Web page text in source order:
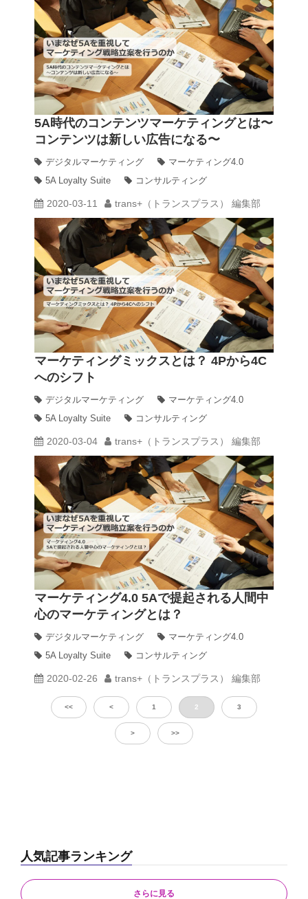
5A時代のコンテンツマーケティングとは〜
コンテンツは新しい広告になる〜
デジタルマーケティング
マーケティング4.0
5A Loyalty Suite
コンサルティング
2020-03-11 trans+（トランスプラス） 編集部
マーケティングミックスとは？ 4Pから4C
へのシフト
デジタルマーケティング
マーケティング4.0
5A Loyalty Suite
コンサルティング
2020-03-04 trans+（トランスプラス） 編集部
マーケティング4.0 5Aで提起される人間中
心のマーケティングとは？
デジタルマーケティング
マーケティング4.0
5A Loyalty Suite
コンサルティング
2020-02-26 trans+（トランスプラス） 編集部
<< < 1 2 3
> >>
人気記事ランキング
さらに見る